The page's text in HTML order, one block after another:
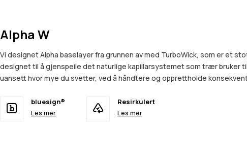
Alpha W
Vi designet Alpha baselayer fra grunnen av med TurboWick, som er et
designet til å gjenspeile det naturlige kapillarsystemet som trær bruker
uansett hvor mye du svetter, ved å håndtere og opprettholde
bluesign®
Les mer
Resirkulert
Les mer